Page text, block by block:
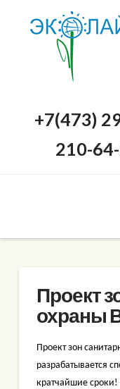
+7(473)
210-
Проект
охраны
Проект зон
разрабатывается
кратчайшие сроки!